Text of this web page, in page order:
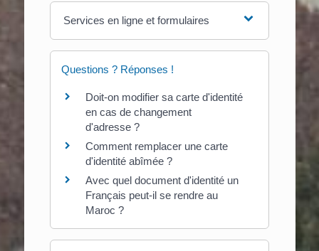
Services en ligne et formulaires
Questions ? Réponses !
Doit-on modifier sa carte d'identité
en cas de changement
d'adresse ?
Comment remplacer une carte
d'identité abîmée ?
Avec quel document d'identité un
Français peut-il se rendre au
Maroc ?